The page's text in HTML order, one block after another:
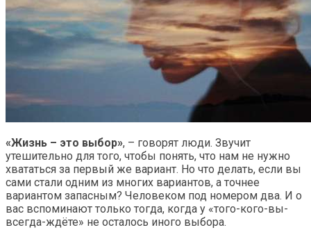
«Жизнь – это выбор», – говорят люди. Звучит
утешительно для того, чтобы понять, что нам не нужно
хвататься за первый же вариант. Но что делать, если вы
сами стали одним из многих вариантов, а точнее
вариантом запасным? Человеком под номером два. И о
вас вспоминают только тогда, когда у «того-кого-вы-
всегда-ждёте» не осталось иного выбора.